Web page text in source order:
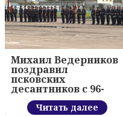
Михаил Ведерников
поздравил
псковских
десантников с 96-
летием ВДВ и
вручил награды
Читать далее